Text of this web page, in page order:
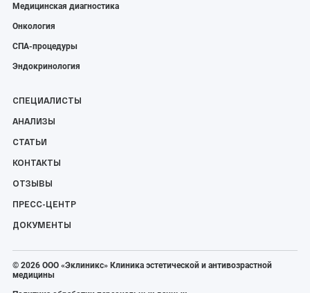
Медицинская диагностика
Онкология
СПА-процедуры
Эндокринология
СПЕЦИАЛИСТЫ
АНАЛИЗЫ
СТАТЬИ
КОНТАКТЫ
ОТЗЫВЫ
ПРЕСС-ЦЕНТР
ДОКУМЕНТЫ
© 2026 ООО «Эклиникс» Клиника эстетической и антивозрастной
медицины